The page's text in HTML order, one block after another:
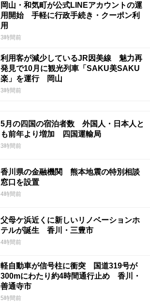
岡山・和気町が公式LINEアカウントの運
用開始 手軽に行政手続き・クーポン利
用
3時間前
利用客が減少しているJR因美線 魅力再
発見で10月に観光列車「SAKU美SAKU
楽」を運行 岡山
3時間前
5月の四国の宿泊者数 外国人・日本人と
も前年より増加 四国運輸局
3時間前
香川県の金融機関 熊本地震の特別相談
窓口を設置
4時間前
父母ケ浜近くに新しいリノベーションホ
テルが誕生 香川・三豊市
4時間前
軽自動車が信号柱に衝突 国道319号が
300mにわたり約4時間通行止め 香川・
善通寺市
5時間前